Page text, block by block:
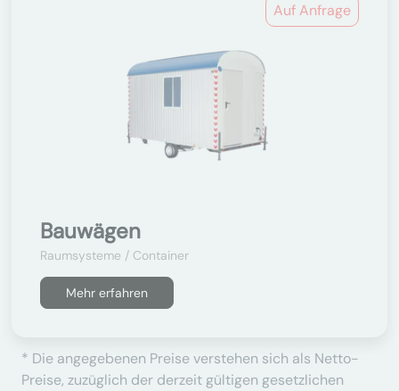
Auf Anfrage
Bauwägen
Raumsysteme / Container
Mehr erfahren
* Die angegebenen Preise verstehen sich als Netto-
Preise, zuzüglich der derzeit gültigen gesetzlichen